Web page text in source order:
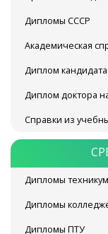
Дипломы СССР
Академическая
Диплом кандидата
Диплом доктора
Справки из
Дипломы
Дипломы
Дипломы ПТУ